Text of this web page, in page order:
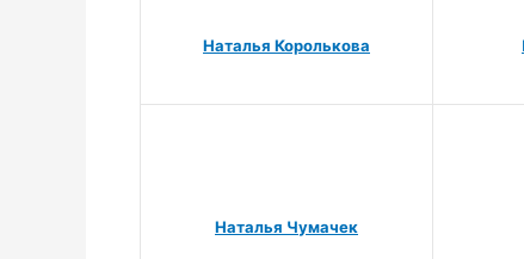
Наталья Королькова
Наталья Чумачек